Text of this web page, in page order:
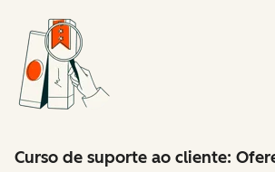
Curso de suporte ao cliente: